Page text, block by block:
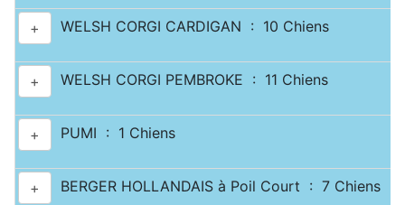
+ WELSH CORGI CARDIGAN : 10 Chiens
+ WELSH CORGI PEMBROKE : 11 Chiens
+ PUMI : 1 Chiens
+ BERGER HOLLANDAIS à Poil Court : 7 Chiens